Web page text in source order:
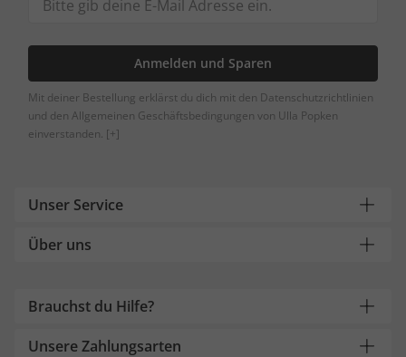
Anmelden und Sparen
Mit deiner Bestellung erklärst du dich mit den Datenschutzrichtlinien
und den Allgemeinen Geschäftsbedingungen von Ulla Popken
einverstanden. [+]
Unser Service
Über uns
Brauchst du Hilfe?
Unsere Zahlungsarten